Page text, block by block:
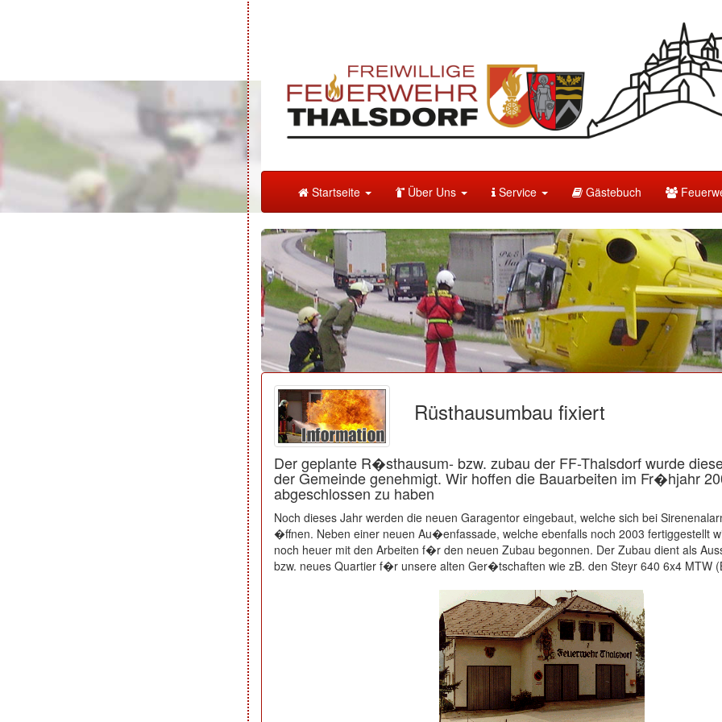
Startseite Über Uns Service Gästebuch
Rüsthausumbau fixiert
Der geplante R�sthausum- bzw. zubau der FF-Thalsdorf wurde
der Gemeinde genehmigt. Wir hoffen die Bauarbeiten im Fr�hjahr
abgeschlossen zu haben
Noch dieses Jahr werden die neuen Garagentor eingebaut, welche sich bei
�ffnen. Neben einer neuen Au�enfassade, welche ebenfalls noch 2003 fertiggestellt
noch heuer mit den Arbeiten f�r den neuen Zubau begonnen. Der Zubau dient als
bzw. neues Quartier f�r unsere alten Ger�tschaften wie zB. den Steyr 640 6x4 MTW